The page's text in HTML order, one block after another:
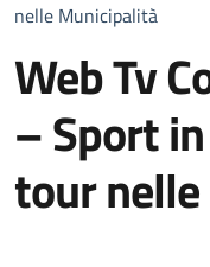
nelle Municipalità
Web Tv
– Sport
tour